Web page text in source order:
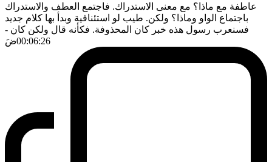
عاطفة مع ماذا؟ مع معنى الاستدراك. فاجتمع العطف والاستدراك
باجتماع الواو وماذا؟ ولكن. طيب لو استئنافية وبدأ بها كلام جديد
فسنعرب رسول هذه خبر كان المحذوفة. فكأنه قال ولكن كان -
00:06:26ضَ